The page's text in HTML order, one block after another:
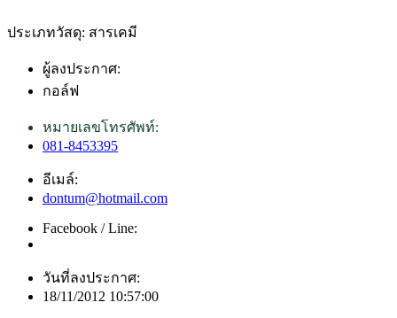
ประเภทวัสดุ: สารเคมี
ผู้ลงประกาศ:
กอล์ฟ
หมายเลขโทรศัพท์:
081-8453395
อีเมล์:
dontum@hotmail.com
Facebook / Line:
วันที่ลงประกาศ:
18/11/2012 10:57:00